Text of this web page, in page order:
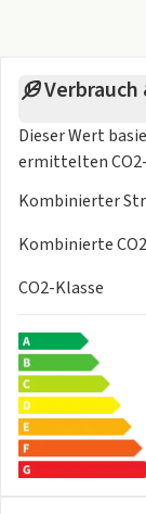
*
* Linkslenker
*
*
*
*
* Steuerung
* Steuerung UN-
* Steuerung
* Steuerung
* Vorbereitung
Dieser Wert
ermittelten
Kombinierter
Kombinierte
CO2-Klasse